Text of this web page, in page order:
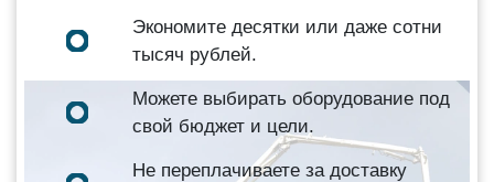
Экономите десятки или даже сотни
тысяч рублей.
Можете выбирать оборудование под
свой бюджет и цели.
Не переплачиваете за доставку